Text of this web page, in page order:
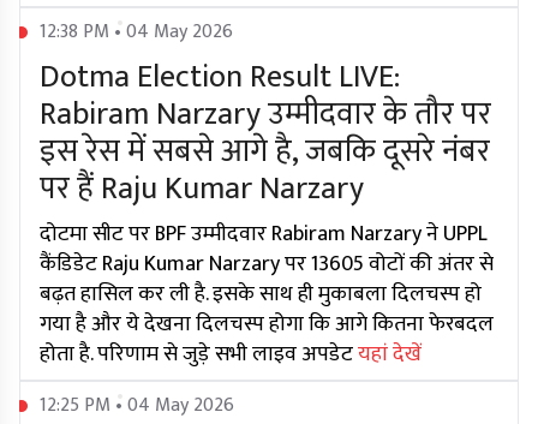
12:38 PM • 04 May 2026
Dotma Election Result LIVE:
Rabiram Narzary उम्मीदवार के तौर पर
इस रेस में सबसे आगे है, जबकि दूसरे नंबर
पर हैं Raju Kumar Narzary
दोटमा सीट पर BPF उम्मीदवार Rabiram Narzary ने UPPL
कैंडिडेट Raju Kumar Narzary पर 13605 वोटों की अंतर से
बढ़त हासिल कर ली है. इसके साथ ही मुकाबला दिलचस्प हो
गया है और ये देखना दिलचस्प होगा कि आगे कितना फेरबदल
होता है. परिणाम से जुड़े सभी लाइव अपडेटयहां देखें
12:25 PM • 04 May 2026